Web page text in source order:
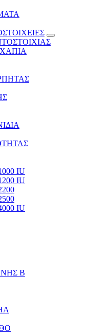
IU
IU
IU
Β